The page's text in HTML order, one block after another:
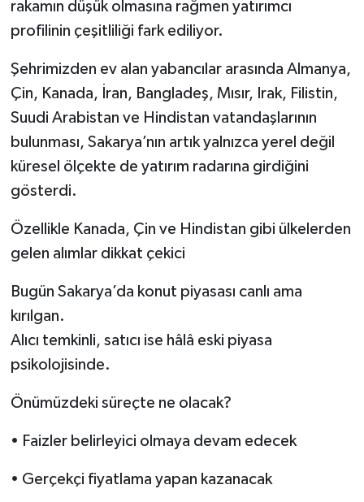
rakamın düşük olmasına rağmen yatırımcı
profilinin çeşitliliği fark ediliyor.
Şehrimizden ev alan yabancılar arasında Almanya,
Çin, Kanada, İran, Bangladeş, Mısır, Irak, Filistin,
Suudi Arabistan ve Hindistan vatandaşlarının
bulunması, Sakarya’nın artık yalnızca yerel değil
küresel ölçekte de yatırım radarına girdiğini
gösterdi.
Özellikle Kanada, Çin ve Hindistan gibi ülkelerden
gelen alımlar dikkat çekici
Bugün Sakarya’da konut piyasası canlı ama
kırılgan.
Alıcı temkinli, satıcı ise hâlâ eski piyasa
psikolojisinde.
Önümüzdeki süreçte ne olacak?
• Faizler belirleyici olmaya devam edecek
• Gerçekçi fiyatlama yapan kazanacak